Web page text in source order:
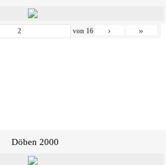
von 16 › »
Döben 2000